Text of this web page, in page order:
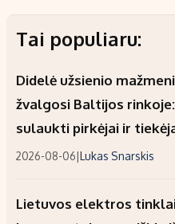
Tai populiaru:
Didelė užsienio
žvalgosi Baltijos
sulaukti pirkėjai ir
2026-08-06|Lukas Snarskis
Lietuvos elektros